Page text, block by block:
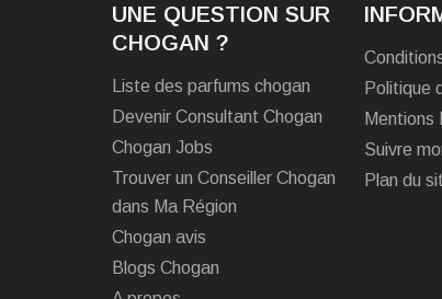
UNE QUESTION SUR
CHOGAN ?
Liste des parfums chogan
Devenir Consultant Chogan
Chogan Jobs
Trouver un Conseiller Chogan
dans Ma Région
Chogan avis
Blogs Chogan
Politique
Mentions
Suivre
Plan du